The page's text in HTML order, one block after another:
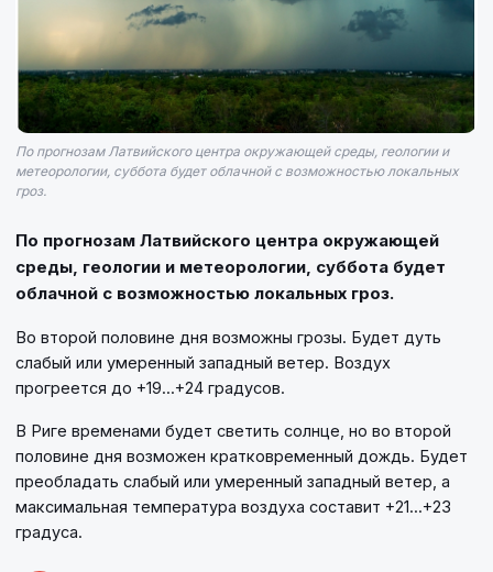
По прогнозам Латвийского центра окружающей среды, геологии и
метеорологии, суббота будет облачной с возможностью локальных
гроз.
По прогнозам Латвийского центра окружающей
среды, геологии и метеорологии, суббота будет
облачной с возможностью локальных гроз.
Во второй половине дня возможны грозы. Будет дуть
слабый или умеренный западный ветер. Воздух
прогреется до +19...+24 градусов.
В Риге временами будет светить солнце, но во второй
половине дня возможен кратковременный дождь. Будет
преобладать слабый или умеренный западный ветер, а
максимальная температура воздуха составит +21...+23
градуса.